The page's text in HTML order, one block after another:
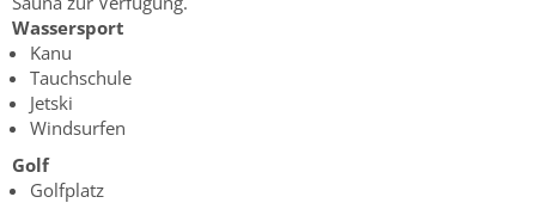
Wassersport
Kanu
Tauchschule
Jetski
Windsurfen
Golf
Golfplatz